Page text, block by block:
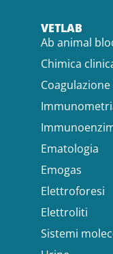
VETLAB
Ab animal
Chimica
Coagulazione
Ematologia
Emogas
Elettroforesi
Elettroliti
Sistemi